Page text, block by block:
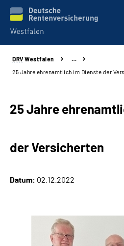
Kontakt und Beratung
Presse
Online-Services
DRV Westfalen
…
25 Jahre ehrenamtlich im Dienste der
25 Jahre
der Versicherten
Datum: 02.12.2022